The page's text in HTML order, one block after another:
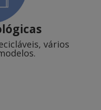
vários